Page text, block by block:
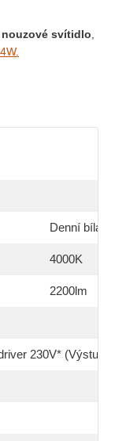
nouzové svítidlo
Denní bílá
4000K
2200lm
230V* (Výstup